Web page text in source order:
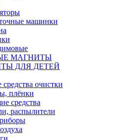
машинки
МАГНИТЫ
ДЛЯ ДЕТЕЙ
очистки
плёнки
средства
распылители